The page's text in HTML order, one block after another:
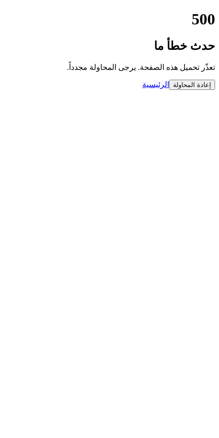
500
حدث خطأ ما
تعذّر تحميل هذه الصفحة. يرجى المحاولة مجدداً.
إعادة المحاولة الرئيسية